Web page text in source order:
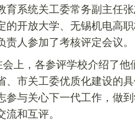
育系统关工委常务副主任
的开放大学、无锡机电高
责人参加了考核评定会议。
会上，各参评学校介绍了
、市关工委优质化建设的
参与关心下一代工作，做
流和互评。